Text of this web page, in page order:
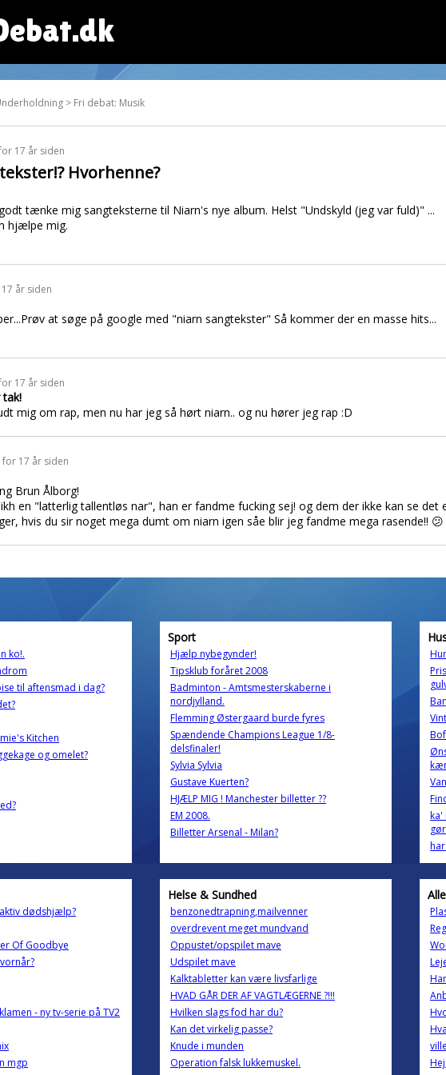
> Fri debat: Musik
17 år siden
Hvorhenne?
tænke mig sangteksterne til Niarn's nye album. Helst "Undskyld (jeg var fuld)" ...
hjælpe mig.
år siden
at søge på google med "niarn sangtekster" Så kommer der en masse hits...
17 år siden
mig om rap, men nu har jeg så hørt niarn.. og nu hører jeg rap :D
for 17 år siden
Brun Ålborg!
en "latterlig tallentløs nar", han er fandme fucking sej! og dem der ikke kan se
hvis du sir noget mega dumt om niarn igen såe blir jeg fandme mega rasende!! 😕
ko!.
til aftensmad i dag?
Kitchen
og omelet?
Sport
Hjælp nybegynder!
Tipsklub foråret 2008
Badminton - Amtsmesterskaberne i
nordjylland.
Flemming Østergaard burde fyres
Spændende Champions League 1/8-
delsfinaler!
Sylvia Sylvia
Gustave Kuerten?
HJÆLP MIG ! Manchester billetter ??
EM 2008.
Billetter Arsenal - Milan?
ka'
dødshjælp?
Of Goodbye
- ny tv-serie på TV2
mgp
Helse & Sundhed
benzonedtrapning,mailvenner
overdrevent meget mundvand
Oppustet/opspilet mave
Udspilet mave
Kalktabletter kan være livsfarlige
HVAD GÅR DER AF VAGTLÆGERNE ?!!!
Hvilken slags fod har du?
Kan det virkelig passe?
Knude i munden
Operation falsk lukkemuskel.